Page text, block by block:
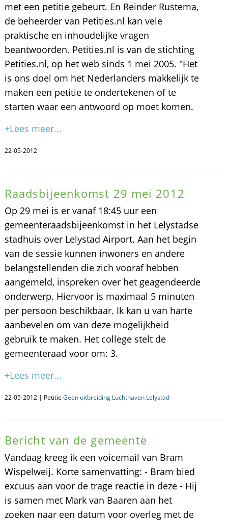
met een petitie gebeurt. En Reinder Rustema,
de beheerder van Petities.nl kan vele
praktische en inhoudelijke vragen
beantwoorden. Petities.nl is van de stichting
Petities.nl, op het web sinds 1 mei 2005. "Het
is ons doel om het Nederlanders makkelijk te
maken een petitie te ondertekenen of te
starten waar een antwoord op moet komen.
+Lees meer...
22-05-2012
Raadsbijeenkomst 29 mei 2012
Op 29 mei is er vanaf 18:45 uur een
gemeenteraadsbijeenkomst in het Lelystadse
stadhuis over Lelystad Airport. Aan het begin
van de sessie kunnen inwoners en andere
belangstellenden die zich vooraf hebben
aangemeld, inspreken over het geagendeerde
onderwerp. Hiervoor is maximaal 5 minuten
per persoon beschikbaar. Ik kan u van harte
aanbevelen om van deze mogelijkheid
gebruik te maken. Het college stelt de
gemeenteraad voor om: 3.
+Lees meer...
22-05-2012 | Petitie Geen uitbreiding Luchthaven Lelystad
Bericht van de gemeente
Vandaag kreeg ik een voicemail van Bram
Wispelweij. Korte samenvatting: - Bram bied
excuus aan voor de trage reactie in deze - Hij
is samen met Mark van Baaren aan het
zoeken naar een datum voor overleg met de